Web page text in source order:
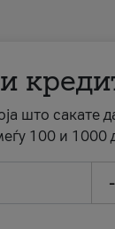
што сакате
100 и 1000
-